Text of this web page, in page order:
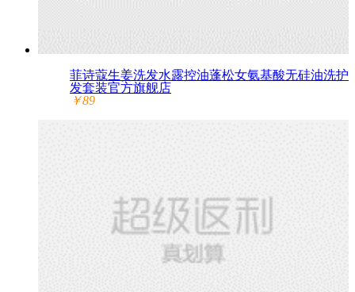
菲诗蔻生姜洗发水露控油蓬松女氨基酸无硅油洗护
发套装官方旗舰店
￥89